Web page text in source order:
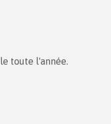
toute l'année.